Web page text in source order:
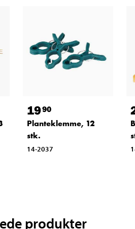
1990
Planteklemme, 12
stk.
14-2037
produkter